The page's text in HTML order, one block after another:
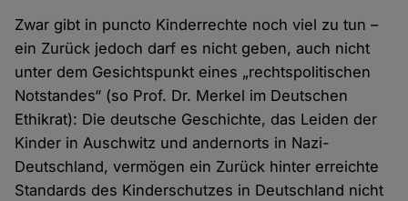
Zwar gibt in puncto Kinderrechte noch viel zu tun –
ein Zurück jedoch darf es nicht geben, auch nicht
unter dem Gesichtspunkt eines „rechtspolitischen
Notstandes“ (so Prof. Dr. Merkel im Deutschen
Ethikrat): Die deutsche Geschichte, das Leiden der
Kinder in Auschwitz und andernorts in Nazi-
Deutschland, vermögen ein Zurück hinter erreichte
Standards des Kinderschutzes in Deutschland nicht